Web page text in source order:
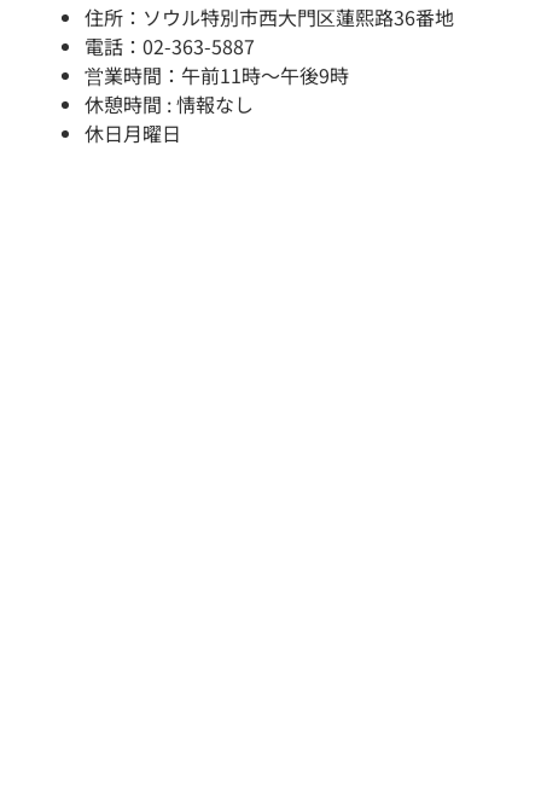
住所：ソウル特別市西大門区蓮熙路36番地
電話：02-363-5887
営業時間：午前11時～午後9時
休憩時間 : 情報なし
休日月曜日